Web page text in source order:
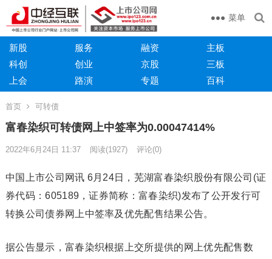
菜单
新股 服务 融资
主板
科创
创业 京股
三板
上会
路演 专题 百科
首页 可转债
富春染织可转债网上中签率为0.00047414%
2022年6月24日 11:37 阅读(1927) 评论(0)
中国上市公司网讯 6月24日，芜湖富春染织股份有限公司(证
券代码：605189，证券简称：富春染织)发布了公开发行可
转换公司债券网上中签率及优先配售结果公告。
据公告显示，富春染织根据上交所提供的网上优先配售数